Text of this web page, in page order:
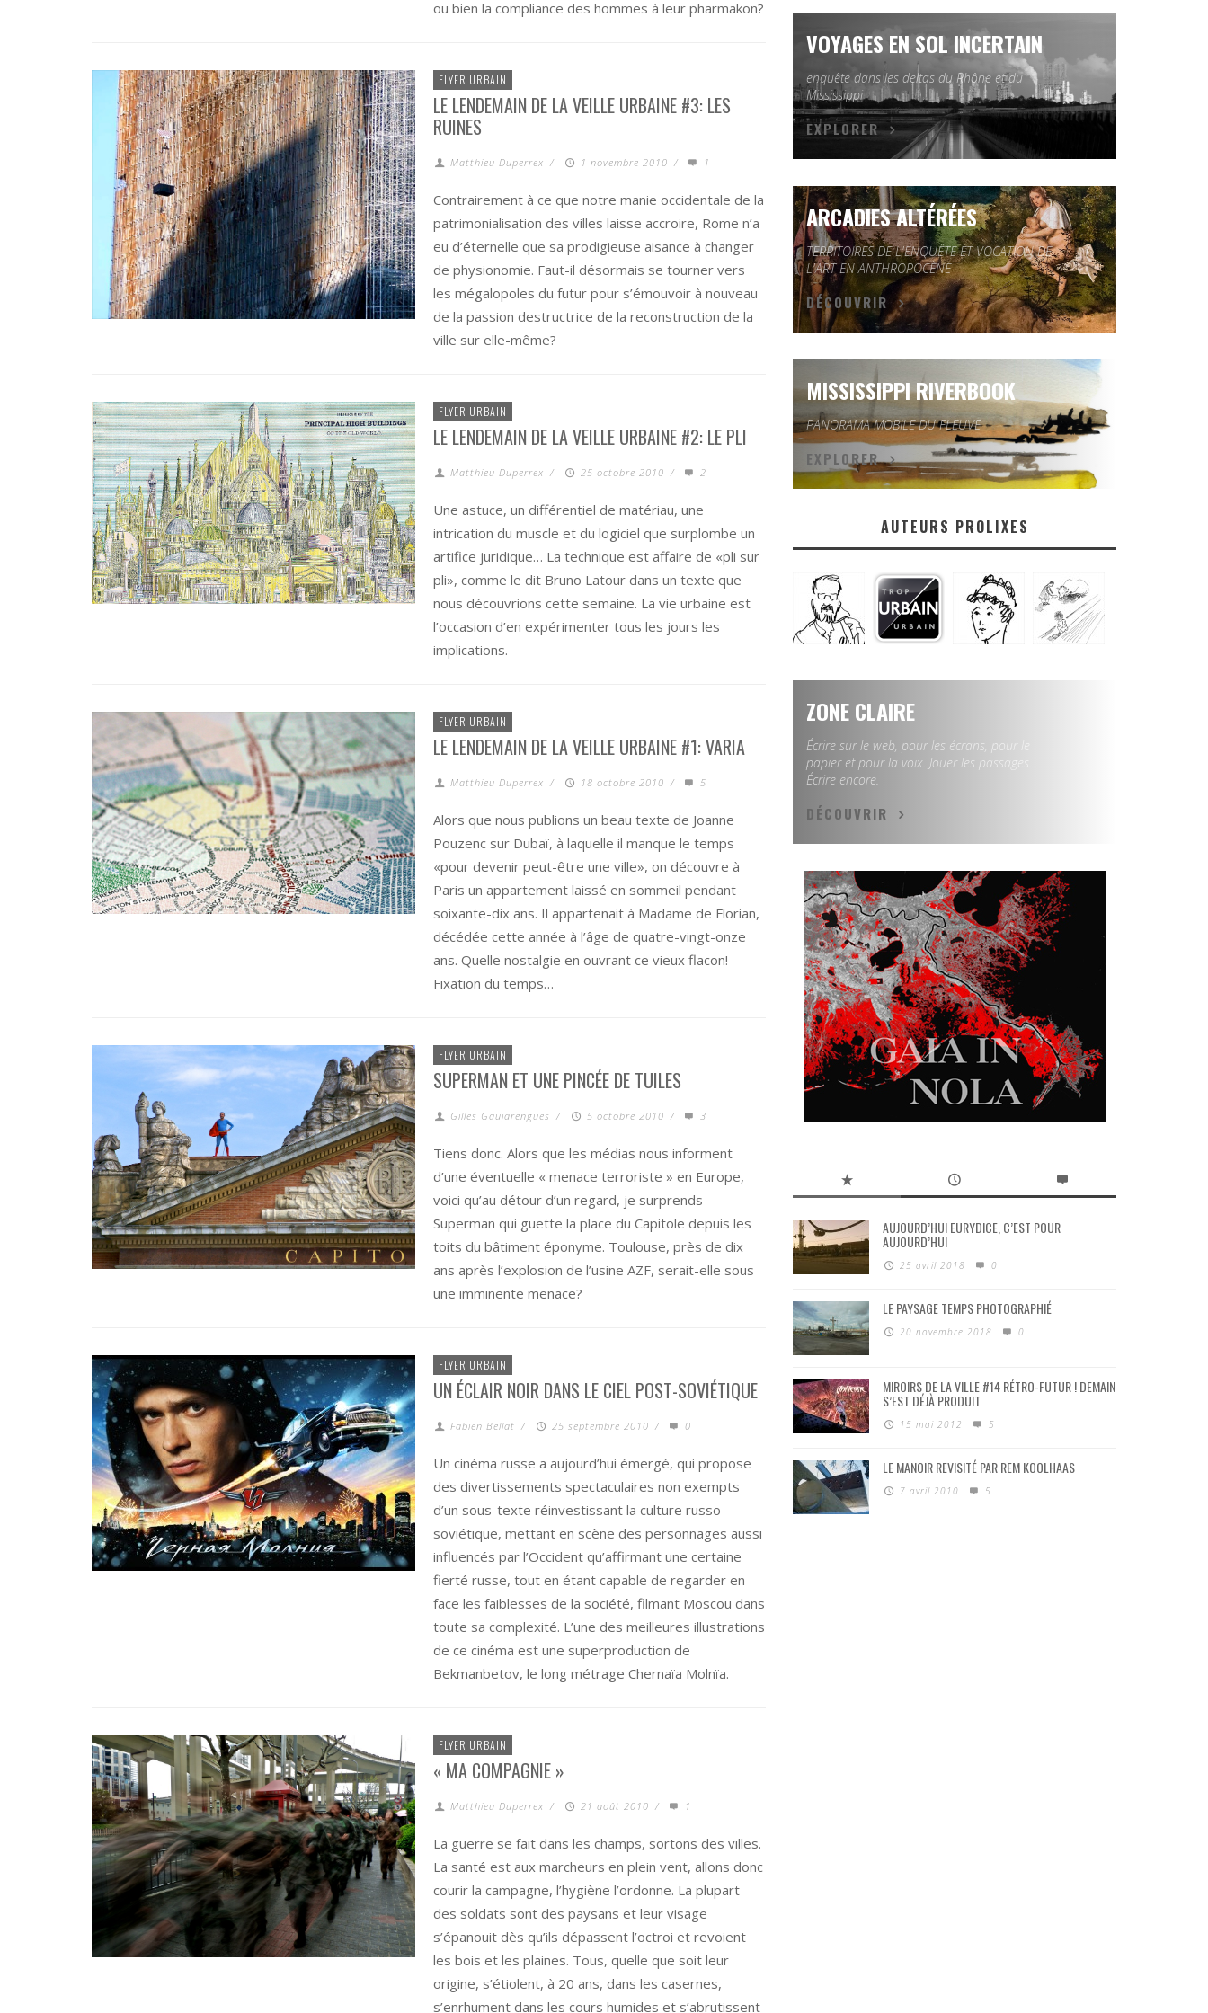
ou bien la compliance des hommes à leur pharmakon?
FLYER URBAIN
LE LENDEMAIN DE LA VEILLE URBAINE #3: LES
RUINES
Matthieu Duperrex / 1 novembre 2010 / 1
Contrairement à ce que notre manie occidentale de la
patrimonialisation des villes laisse accroire, Rome n’a
eu d’éternelle que sa prodigieuse aisance à changer
de physionomie. Faut-il désormais se tourner vers
les mégalopoles du futur pour s’émouvoir à nouveau
de la passion destructrice de la reconstruction de la
ville sur elle-même?
FLYER URBAIN
LE LENDEMAIN DE LA VEILLE URBAINE #2: LE PLI
Matthieu Duperrex / 25 octobre 2010 / 2
Une astuce, un différentiel de matériau, une
intrication du muscle et du logiciel que surplombe un
artifice juridique… La technique est affaire de «pli sur
pli», comme le dit Bruno Latour dans un texte que
nous découvrions cette semaine. La vie urbaine est
l’occasion d’en expérimenter tous les jours les
implications.
FLYER URBAIN
LE LENDEMAIN DE LA VEILLE URBAINE #1: VARIA
Matthieu Duperrex / 18 octobre 2010 / 5
Alors que nous publions un beau texte de Joanne
Pouzenc sur Dubaï, à laquelle il manque le temps
«pour devenir peut-être une ville», on découvre à
Paris un appartement laissé en sommeil pendant
soixante-dix ans. Il appartenait à Madame de Florian,
décédée cette année à l’âge de quatre-vingt-onze
ans. Quelle nostalgie en ouvrant ce vieux flacon!
Fixation du temps…
FLYER URBAIN
SUPERMAN ET UNE PINCÉE DE TUILES
Gilles Gaujarengues / 5 octobre 2010 / 3
Tiens donc. Alors que les médias nous informent
d’une éventuelle « menace terroriste » en Europe,
voici qu’au détour d’un regard, je surprends
Superman qui guette la place du Capitole depuis les
toits du bâtiment éponyme. Toulouse, près de dix
ans après l’explosion de l’usine AZF, serait-elle sous
une imminente menace?
FLYER URBAIN
UN ÉCLAIR NOIR DANS LE CIEL POST-SOVIÉTIQUE
Fabien Bellat / 25 septembre 2010 / 0
Un cinéma russe a aujourd’hui émergé, qui propose
des divertissements spectaculaires non exempts
d’un sous-texte réinvestissant la culture russo-
soviétique, mettant en scène des personnages aussi
influencés par l’Occident qu’affirmant une certaine
fierté russe, tout en étant capable de regarder en
face les faiblesses de la société, filmant Moscou dans
toute sa complexité. L’une des meilleures illustrations
de ce cinéma est une superproduction de
Bekmanbetov, le long métrage Chernaïa Molnïa.
FLYER URBAIN
« MA COMPAGNIE »
Matthieu Duperrex / 21 août 2010 / 1
La guerre se fait dans les champs, sortons des villes.
La santé est aux marcheurs en plein vent, allons donc
courir la campagne, l’hygiène l’ordonne. La plupart
des soldats sont des paysans et leur visage
s’épanouit dès qu’ils dépassent l’octroi et revoient
les bois et les plaines. Tous, quelle que soit leur
origine, s’étiolent, à 20 ans, dans les casernes,
s’enrhument dans les cours humides et s’abrutissent
VOYAGES EN SOL INCERTAIN
enquête dans les deltas du Rhône et du
Mississippi
EXPLORER
ARCADIES ALTÉRÉES
TERRITOIRES DE L'ENQUÊTE ET VOCATION DE
L'ART EN ANTHROPOCÈNE
DÉCOUVRIR
MISSISSIPPI RIVERBOOK
PANORAMA MOBILE DU FLEUVE
EXPLORER
AUTEURS PROLIXES
ZONE CLAIRE
Écrire sur le web, pour les écrans, pour le
papier et pour la voix. Jouer les passages.
Écrire encore.
DÉCOUVRIR
AUJOURD’HUI EURYDICE, C’EST POUR
AUJOURD’HUI
25 avril 2018 0
LE PAYSAGE TEMPS PHOTOGRAPHIÉ
20 novembre 2018 0
MIROIRS DE LA VILLE #14 RÉTRO-FUTUR ! DEMAIN
S’EST DÉJÀ PRODUIT
15 mai 2012 5
LE MANOIR REVISITÉ PAR REM KOOLHAAS
7 avril 2010 5